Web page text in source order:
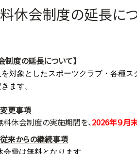
休会制度の延長に
制度の延長について】
を対象としたスポーツクラブ・各種
ます。
更事項
休会制度の実施期間を、2026年９月
来からの継続事項
費は無料となります